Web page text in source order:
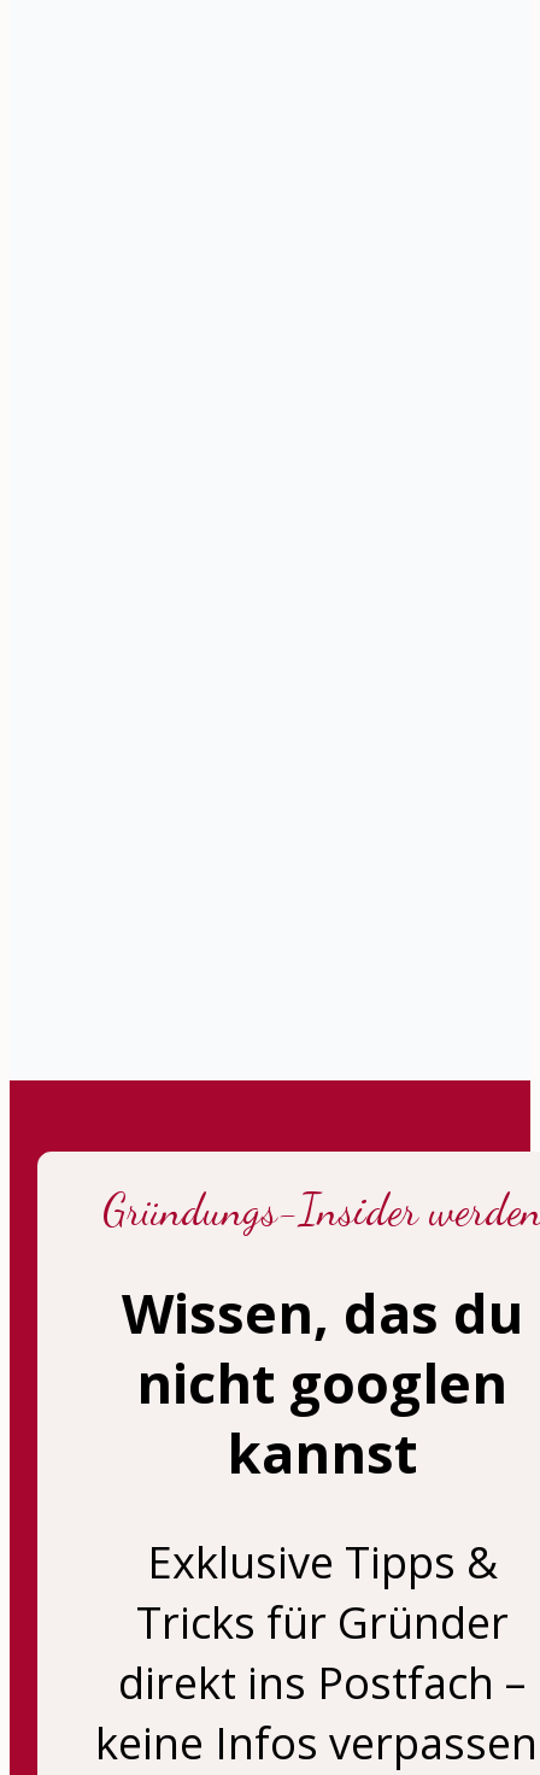
Gründungs-Insider
Wissen, das du
nicht googlen
kannst
Exklusive Tipps &
Tricks für Gründer
direkt ins Postfach –
keine Infos